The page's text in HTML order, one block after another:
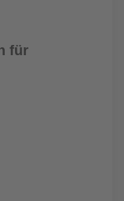
für